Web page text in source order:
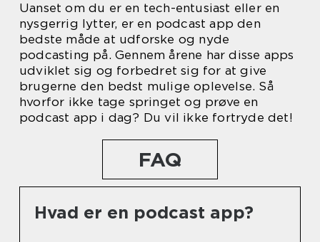
Uanset om du er en tech-entusiast eller en
nysgerrig lytter, er en podcast app den
bedste måde at udforske og nyde
podcasting på. Gennem årene har disse apps
udviklet sig og forbedret sig for at give
brugerne den bedst mulige oplevelse. Så
hvorfor ikke tage springet og prøve en
podcast app i dag? Du vil ikke fortryde det!
FAQ
Hvad er en podcast app?